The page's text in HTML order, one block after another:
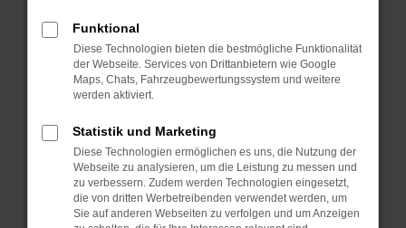
Fenster?
Starte dein Gerät neu.
Das kann manchmal helfen, vorübergehende
Probleme zu beheben.
Betriebssystem auf dem neuesten Stand
sind.
Veraltete Software birgt nicht nur ein
Sicherheitsrisiko, sondern kann auch dazu
führen, dass bestimmte Funktionen nicht mehr
Funktional
Diese Technologien bieten die bestmögliche Funktionalität
der Webseite. Services von Drittanbietern wie Google
Maps, Chats, Fahrzeugbewertungssystem und weitere
werden aktiviert.
Statistik und Marketing
Diese Technologien ermöglichen es uns, die Nutzung der
Webseite zu analysieren, um die Leistung zu messen und
zu verbessern. Zudem werden Technologien eingesetzt,
die von dritten Werbetreibenden verwendet werden, um
Sie auf anderen Webseiten zu verfolgen und um Anzeigen